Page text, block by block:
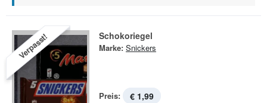
Verpasst! Schokoriegel
Marke: Snickers
Preis: € 1,99